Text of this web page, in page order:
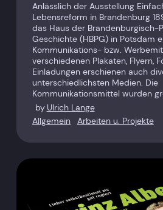
Anlässlich der Ausstellung
Lebensreform in Brandenburg
das Haus der Brandenburgisch-
Geschichte (HBPG) in Potsdam
Kommunikations- bzw.
verschiedenen Plakaten, Flyern,
Einladungen erschienen auch
unterschiedlichsten Medien. Die
Kommunikationsmittel wurden
by Ulrich Lange
Allgemein
Arbeiten u. Projekte